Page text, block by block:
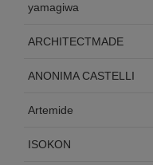
yamagiwa
ARCHITECTMADE
ANONIMA CASTELLI
Artemide
ISOKON